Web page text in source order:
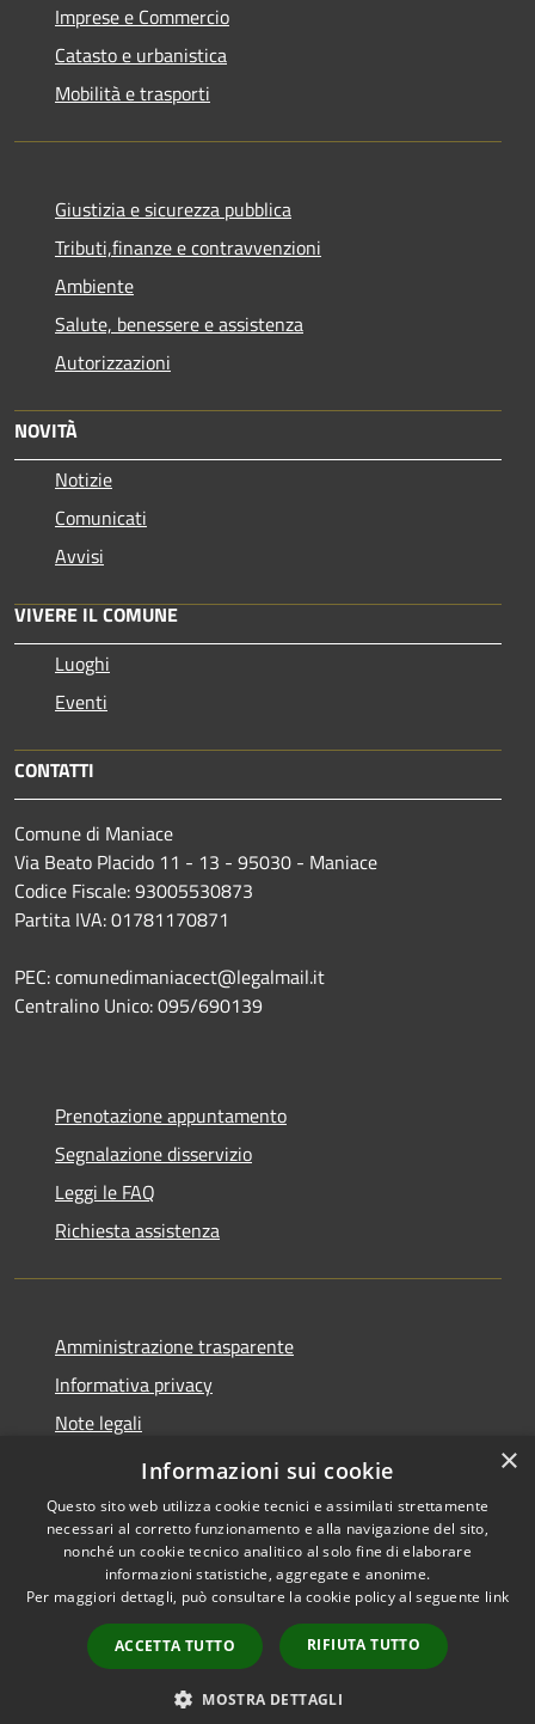
Imprese e Commercio
Catasto e urbanistica
Mobilità e trasporti
Giustizia e sicurezza pubblica
Tributi,finanze e contravvenzioni
Ambiente
Salute, benessere e assistenza
Autorizzazioni
NOVITÀ
Notizie
Comunicati
Avvisi
VIVERE IL COMUNE
Luoghi
Eventi
CONTATTI
Comune di Maniace
Via Beato Placido 11 - 13 - 95030 - Maniace
Codice Fiscale: 93005530873
Partita IVA: 01781170871
PEC: comunedimaniacect@legalmail.it
Centralino Unico: 095/690139
Prenotazione appuntamento
Segnalazione disservizio
Leggi le FAQ
Richiesta assistenza
Amministrazione trasparente
Informativa privacy
Note legali
Dichiarazione di accessibilità
Accessibilità
Copyright © 2026 • Comune di
Maniace • Powered by
Municipium•
Accesso
redazione
×
Informazioni sui cookie
Questo sito web utilizza cookie tecnici e assimilati strettamente
necessari al corretto funzionamento e alla navigazione del sito,
nonché un cookie tecnico analitico al solo fine di elaborare
informazioni statistiche, aggregate e anonime.
Per maggiori dettagli, può consultare la cookie policy al seguente link
ACCETTA TUTTO RIFIUTA TUTTO
MOSTRA DETTAGLI